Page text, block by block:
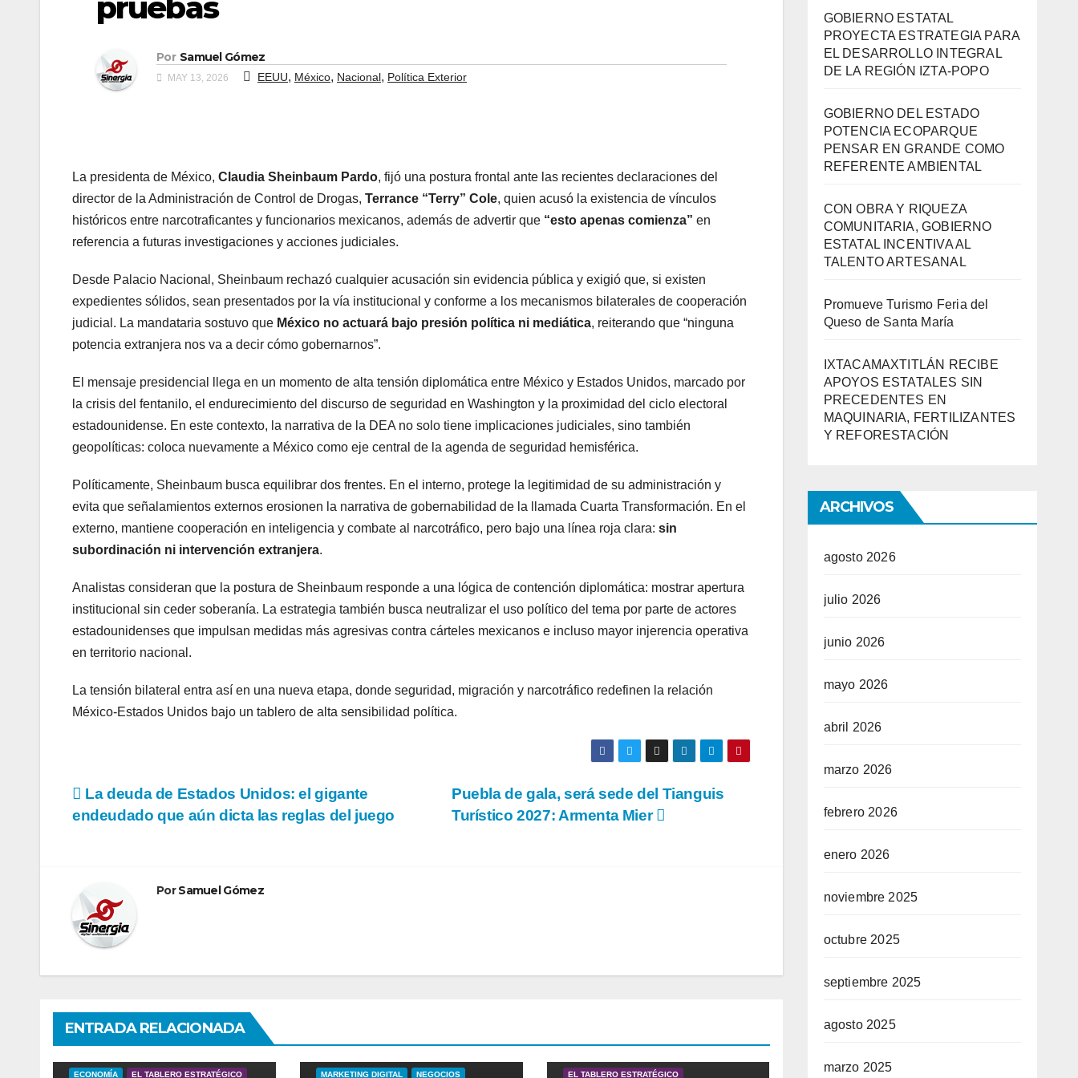
pruebas
Por Samuel Gómez
MAY 13, 2026 EEUU, México, Nacional, Política Exterior
La presidenta de México, Claudia Sheinbaum Pardo, fijó una postura frontal ante las recientes declaraciones del
director de la Administración de Control de Drogas, Terrance “Terry” Cole, quien acusó la existencia de vínculos
históricos entre narcotraficantes y funcionarios mexicanos, además de advertir que “esto apenas comienza” en
referencia a futuras investigaciones y acciones judiciales.
Desde Palacio Nacional, Sheinbaum rechazó cualquier acusación sin evidencia pública y exigió que, si existen
expedientes sólidos, sean presentados por la vía institucional y conforme a los mecanismos bilaterales de cooperación
judicial. La mandataria sostuvo que México no actuará bajo presión política ni mediática, reiterando que “ninguna
potencia extranjera nos va a decir cómo gobernarnos”.
El mensaje presidencial llega en un momento de alta tensión diplomática entre México y Estados Unidos, marcado por
la crisis del fentanilo, el endurecimiento del discurso de seguridad en Washington y la proximidad del ciclo electoral
estadounidense. En este contexto, la narrativa de la DEA no solo tiene implicaciones judiciales, sino también
geopolíticas: coloca nuevamente a México como eje central de la agenda de seguridad hemisférica.
Políticamente, Sheinbaum busca equilibrar dos frentes. En el interno, protege la legitimidad de su administración y
evita que señalamientos externos erosionen la narrativa de gobernabilidad de la llamada Cuarta Transformación. En el
externo, mantiene cooperación en inteligencia y combate al narcotráfico, pero bajo una línea roja clara: sin
subordinación ni intervención extranjera.
Analistas consideran que la postura de Sheinbaum responde a una lógica de contención diplomática: mostrar apertura
institucional sin ceder soberanía. La estrategia también busca neutralizar el uso político del tema por parte de actores
estadounidenses que impulsan medidas más agresivas contra cárteles mexicanos e incluso mayor injerencia operativa
en territorio nacional.
La tensión bilateral entra así en una nueva etapa, donde seguridad, migración y narcotráfico redefinen la relación
México-Estados Unidos bajo un tablero de alta sensibilidad política.
Navegación
Puebla de gala, será sede del Tianguis
Turístico 2027: Armenta Mier
La deuda de Estados Unidos: el gigante
endeudado que aún dicta las reglas del juego
PorSamuel Gómez
ENTRADA RELACIONADA
ECONOMÍA EL TABLERO ESTRATÉGICO MARKETING DIGITAL NEGOCIOS EL TABLERO ESTRATÉGICO
GOBIERNO ESTATAL
PROYECTA ESTRATEGIA PARA
EL DESARROLLO INTEGRAL
DE LA REGIÓN IZTA-POPO
GOBIERNO DEL ESTADO
POTENCIA ECOPARQUE
PENSAR EN GRANDE COMO
REFERENTE AMBIENTAL
CON OBRA Y RIQUEZA
COMUNITARIA, GOBIERNO
ESTATAL INCENTIVA AL
TALENTO ARTESANAL
Promueve Turismo Feria del
Queso de Santa María
IXTACAMAXTITLÁN RECIBE
APOYOS ESTATALES SIN
PRECEDENTES EN
MAQUINARIA, FERTILIZANTES
Y REFORESTACIÓN
ARCHIVOS
agosto 2026
julio 2026
junio 2026
mayo 2026
abril 2026
marzo 2026
febrero 2026
enero 2026
noviembre 2025
octubre 2025
septiembre 2025
agosto 2025
marzo 2025